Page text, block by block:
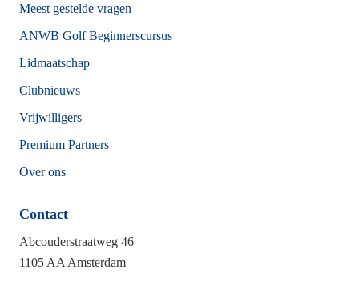
Meest gestelde vragen
ANWB Golf Beginnerscursus
Lidmaatschap
Clubnieuws
Vrijwilligers
Premium Partners
Over ons
Contact
Abcouderstraatweg 46
1105 AA Amsterdam